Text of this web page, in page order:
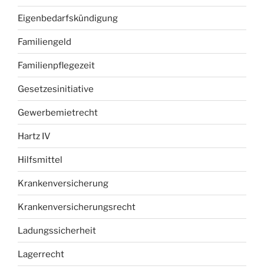
Eigenbedarfskündigung
Familiengeld
Familienpflegezeit
Gesetzesinitiative
Gewerbemietrecht
Hartz IV
Hilfsmittel
Krankenversicherung
Krankenversicherungsrecht
Ladungssicherheit
Lagerrecht